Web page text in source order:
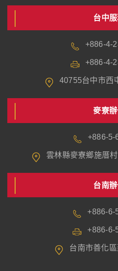
台中
+886-4-
+886-4-
40755台中市西
麥寮
+886-5-
雲林縣麥寮鄉施厝
台南
+886-6-
+886-6-
台南市善化